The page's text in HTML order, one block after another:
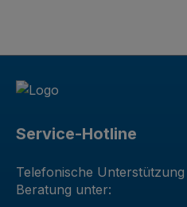
Service-Hotline
Telefonische
Beratung unter: